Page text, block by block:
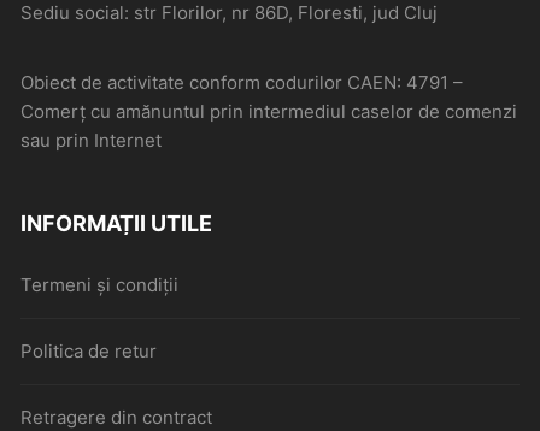
Sediu social: str Florilor, nr 86D, Floresti, jud Cluj
Obiect de activitate conform codurilor CAEN: 4791 –
Comerţ cu amănuntul prin intermediul caselor de comenzi
sau prin Internet
INFORMAȚII UTILE
Termeni și condiții
Politica de retur
Retragere din contract